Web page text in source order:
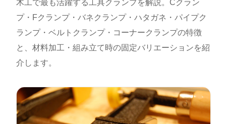
木工で最も活躍する工具クランプを解説。Cクラン
プ・Fクランプ・バネクランプ・ハタガネ・パイプク
ランプ・ベルトクランプ・コーナークランプの特徴
と、材料加工・組み立て時の固定バリエーションを紹
介します。